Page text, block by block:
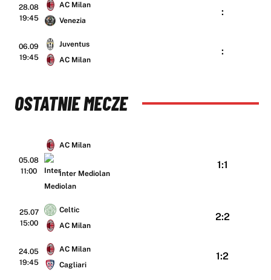
28.08
19:45
AC Milan
Venezia
:
06.09
19:45
Juventus
AC Milan
:
OSTATNIE MECZE
05.08
11:00
AC Milan
Inter Mediolan
1:1
25.07
15:00
Celtic
AC Milan
2:2
24.05
19:45
AC Milan
Cagliari
1:2